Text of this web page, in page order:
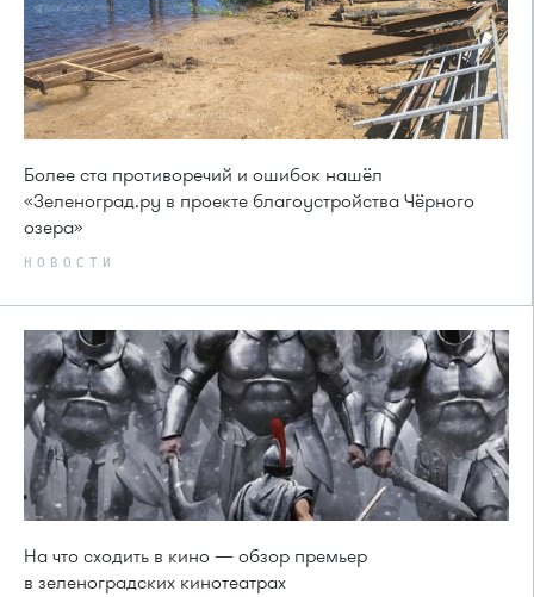
Более ста противоречий и ошибок нашёл
«Зеленоград.ру в проекте благоустройства Чёрного
озера»
НОВОСТИ
На что сходить в кино — обзор премьер
в зеленоградских кинотеатрах